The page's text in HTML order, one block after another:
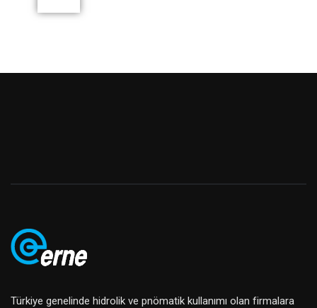
Türkiye genelinde hidrolik ve pnömatik kullanımı olan firmalara